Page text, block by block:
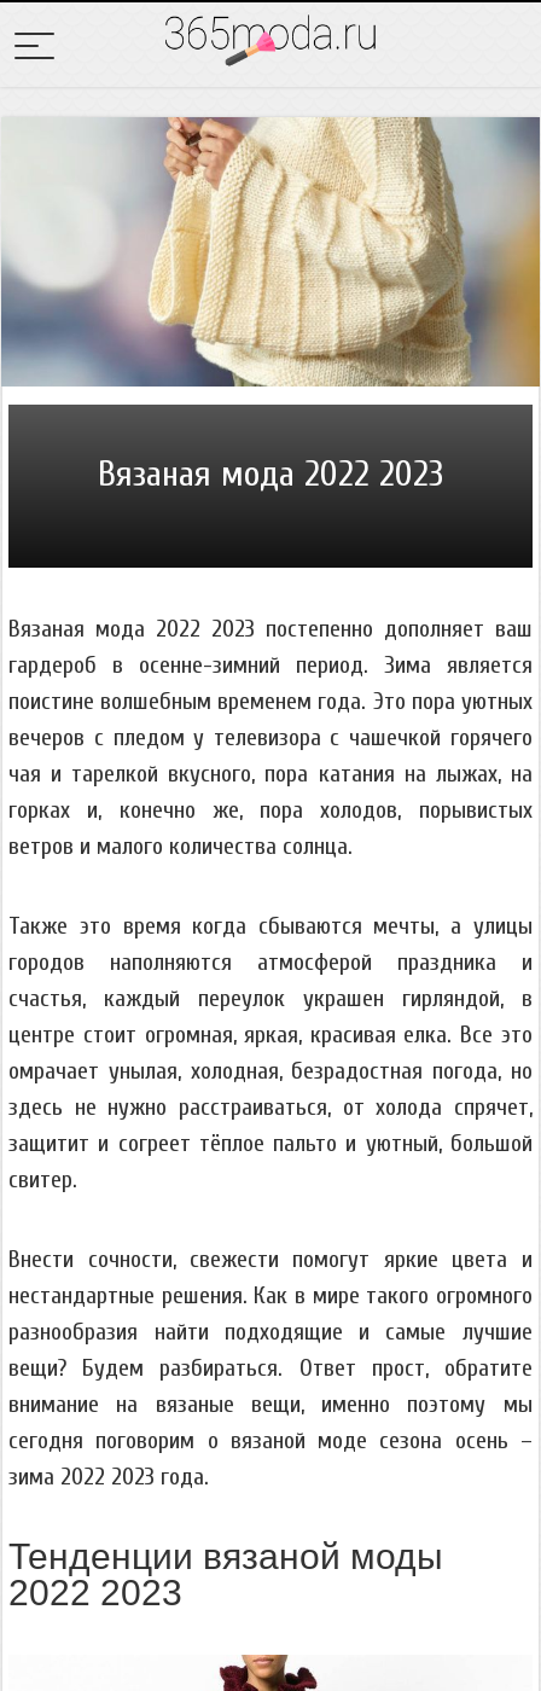
Вязаная мода 2022 2023
Вязаная мода 2022 2023 постепенно дополняет ваш
гардероб в осенне-зимний период. Зима является
поистине волшебным временем года. Это пора уютных
вечеров с пледом у телевизора с чашечкой горячего
чая и тарелкой вкусного, пора катания на лыжах, на
горках и, конечно же, пора холодов, порывистых
ветров и малого количества солнца.
Также это время когда сбываются мечты, а улицы
городов наполняются атмосферой праздника и
счастья, каждый переулок украшен гирляндой, в
центре стоит огромная, яркая, красивая елка. Все это
омрачает унылая, холодная, безрадостная погода, но
здесь не нужно расстраиваться, от холода спрячет,
защитит и согреет тёплое пальто и уютный, большой
свитер.
Внести сочности, свежести помогут яркие цвета и
нестандартные решения. Как в мире такого огромного
разнообразия найти подходящие и самые лучшие
вещи? Будем разбираться. Ответ прост, обратите
внимание на вязаные вещи, именно поэтому мы
сегодня поговорим о вязаной моде сезона осень –
зима 2022 2023 года.
Тенденции вязаной моды
2022 2023